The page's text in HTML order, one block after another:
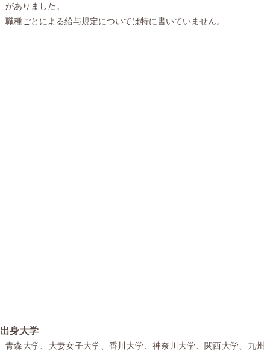
がありました。
職種ごとによる給与規定については特に書いていません。
出身大学
青森大学、大妻女子大学、香川大学、神奈川大学、関西大学、九州